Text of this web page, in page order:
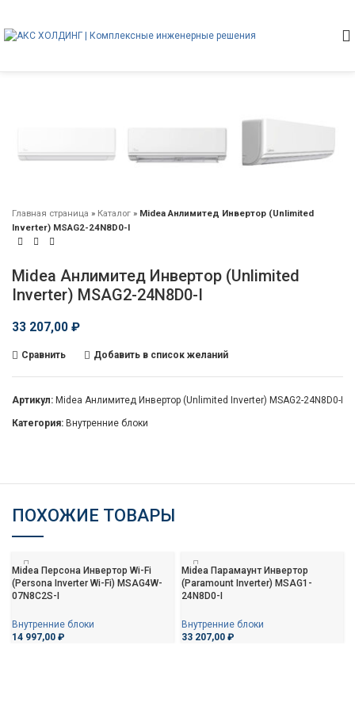
Главная страница » Каталог » Midea Анлимитед Инвертор (Unlimited
Inverter) MSAG2-24N8D0-I
Midea Анлимитед Инвертор (Unlimited
Inverter) MSAG2-24N8D0-I
33 207,00 ₽
Сравнить Добавить в список желаний
Артикул: Midea Анлимитед Инвертор (Unlimited Inverter) MSAG2-24N8D0-I
Категория: Внутренние блоки
ПОХОЖИЕ ТОВАРЫ
Midea Персона Инвертор Wi-Fi
(Persona Inverter Wi-Fi) MSAG4W-
07N8C2S-I
Внутренние блоки
14 997,00 ₽
Midea Парамаунт Инвертор
(Paramount Inverter) MSAG1-
24N8D0-I
Внутренние блоки
33 207,00 ₽